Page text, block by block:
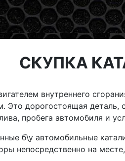
СКУПКА
внутреннего
Это дорогостоящая
пробега автомобиля и
б\у автомобильные
непосредственно на